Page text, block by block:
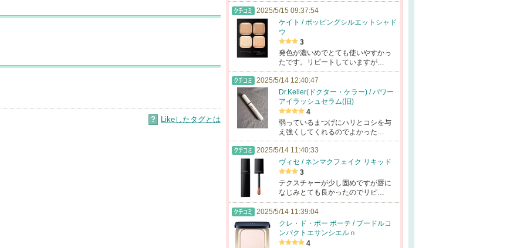
? Likeしたタグとは
2025/5/15 09:37:54
ケイト / ポッピングシルエットシャド
ウ
3
発色が濃いめでとても使いやすかっ
たです。リピートしていますが…
2025/5/14 12:40:47
Dr.Keller(ドクター・ケラー) / パワー
アイラッシュセラム(旧)
4
弱っているまつげにハリとコシを与
え強くしてくれるのでよかった…
2025/5/14 11:40:33
ヴィセ / ネンマクフェイク リキッド
3
テクスチャーが少し固めですが唇に
なじみとても良かったのでリピ…
2025/5/14 11:39:04
クレ・ド・ポー ボーテ / プードルコ
ンパクトエサンシエルｎ
4